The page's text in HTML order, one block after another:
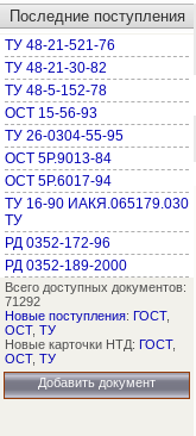
Последние поступления
ТУ 48-21-521-76
ТУ 48-21-30-82
ТУ 48-5-152-78
ОСТ 15-56-93
ТУ 26-0304-55-95
ОСТ 5Р.9013-84
ОСТ 5Р.6017-94
ТУ 16-90 ИАКЯ.065179.030
ТУ
РД 0352-172-96
РД 0352-189-2000
Всего доступных документов:
71292
Новые поступления: ГОСТ,
ОСТ, ТУ
Новые карточки НТД: ГОСТ,
ОСТ, ТУ
Добавить документ